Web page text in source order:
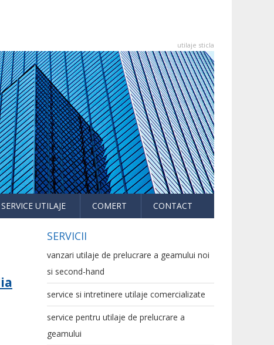
utilaje sticla
SERVICE UTILAJE COMERT CONTACT
SERVICII
vanzari utilaje de prelucrare a geamului noi
si second-hand
service si intretinere utilaje comercializate
service pentru utilaje de prelucrare a
geamului